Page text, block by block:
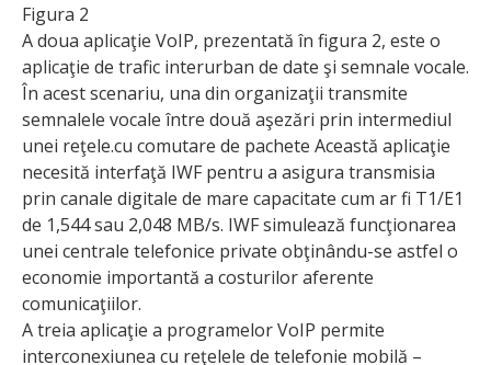
Figura 2
A doua aplicaţie VoIP, prezentată în figura 2, este o
aplicaţie de trafic interurban de date şi semnale vocale.
În acest scenariu, una din organizaţii transmite
semnalele vocale între două aşezări prin intermediul
unei reţele.cu comutare de pachete Această aplicaţie
necesită interfaţă IWF pentru a asigura transmisia
prin canale digitale de mare capacitate cum ar fi T1/E1
de 1,544 sau 2,048 MB/s. IWF simulează funcţionarea
unei centrale telefonice private obţinându-se astfel o
economie importantă a costurilor aferente
comunicaţiilor.
A treia aplicaţie a programelor VoIP permite
interconexiunea cu reţelele de telefonie mobilă –